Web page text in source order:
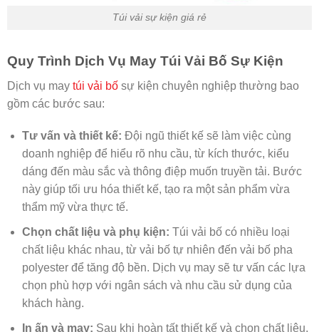
Túi vải sự kiện giá rẻ
Quy Trình Dịch Vụ May Túi Vải Bố Sự Kiện
Dịch vụ may túi vải bố sự kiện chuyên nghiệp thường bao
gồm các bước sau:
Tư vấn và thiết kế: Đội ngũ thiết kế sẽ làm việc cùng
doanh nghiệp để hiểu rõ nhu cầu, từ kích thước, kiểu
dáng đến màu sắc và thông điệp muốn truyền tải. Bước
này giúp tối ưu hóa thiết kế, tạo ra một sản phẩm vừa
thẩm mỹ vừa thực tế.
Chọn chất liệu và phụ kiện: Túi vải bố có nhiều loại
chất liệu khác nhau, từ vải bố tự nhiên đến vải bố pha
polyester để tăng độ bền. Dịch vụ may sẽ tư vấn các lựa
chọn phù hợp với ngân sách và nhu cầu sử dụng của
khách hàng.
In ấn và may: Sau khi hoàn tất thiết kế và chọn chất liệu,